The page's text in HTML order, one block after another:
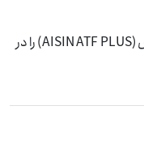
نکته مهم این که روغن گیربکس آیسین پلاس (AISIN ATF PLUS) را در